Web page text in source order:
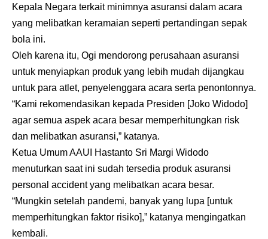
Kepala Negara terkait minimnya asuransi dalam acara
yang melibatkan keramaian seperti pertandingan sepak
bola ini.
Oleh karena itu, Ogi mendorong perusahaan asuransi
untuk menyiapkan produk yang lebih mudah dijangkau
untuk para atlet, penyelenggara acara serta penontonnya.
“Kami rekomendasikan kepada Presiden [Joko Widodo]
agar semua aspek acara besar memperhitungkan risk
dan melibatkan asuransi,” katanya.
Ketua Umum AAUI Hastanto Sri Margi Widodo
menuturkan saat ini sudah tersedia produk asuransi
personal accident yang melibatkan acara besar.
“Mungkin setelah pandemi, banyak yang lupa [untuk
memperhitungkan faktor risiko],” katanya mengingatkan
kembali.